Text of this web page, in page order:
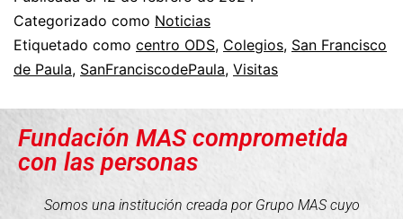
Categorizado como Noticias
Etiquetado como centro ODS, Colegios, San Francisco
de Paula, SanFranciscodePaula, Visitas
Fundación MAS comprometida
con las personas
Somos una institución creada por Grupo MAS cuyo